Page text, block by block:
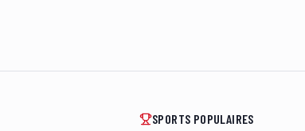
SPORTS POPULAIRES